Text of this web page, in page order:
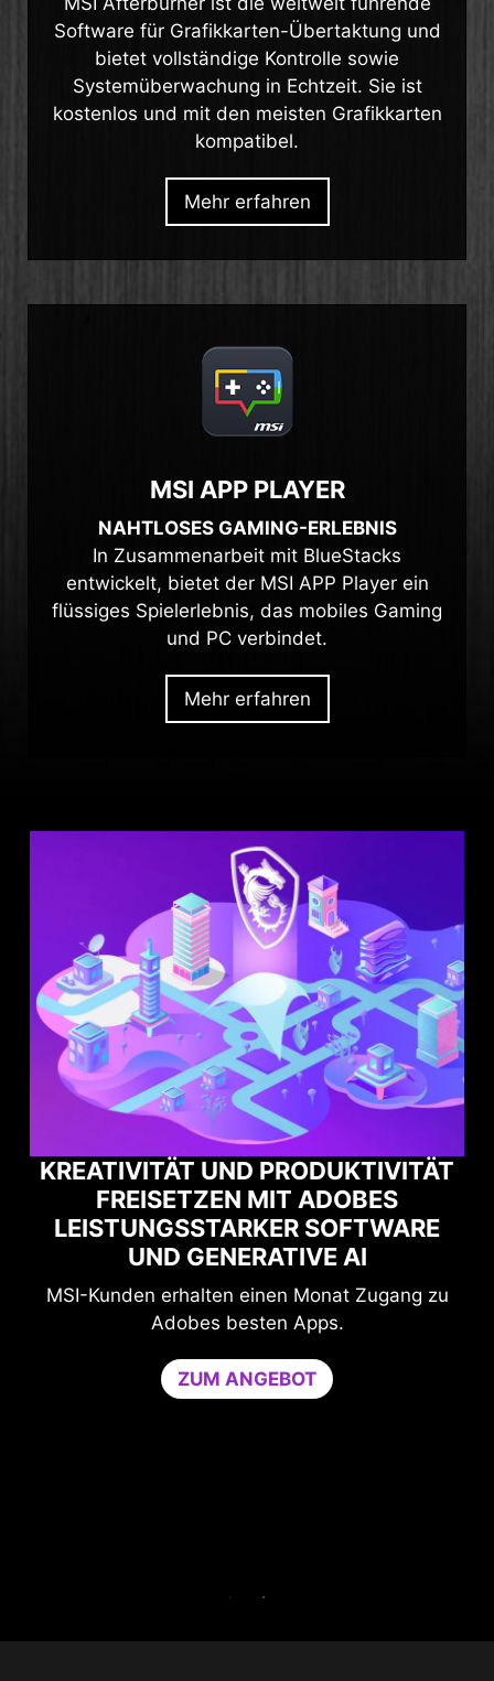
Software für Grafikkarten-Übertaktung und
bietet vollständige Kontrolle sowie
Systemüberwachung in Echtzeit. Sie ist
kostenlos und mit den meisten Grafikkarten
kompatibel.
Mehr erfahren
MSI APP PLAYER
NAHTLOSES GAMING-ERLEBNIS
In Zusammenarbeit mit BlueStacks
entwickelt, bietet der MSI APP Player ein
flüssiges Spielerlebnis, das mobiles Gaming
und PC verbindet.
Mehr erfahren
UND PRODUKTIVITÄT
MIT ADOBES
SOFTWARE
GENERATIVE AI
erhalten einen Monat Zugang zu
Adobes besten Apps.
ZUM ANGEBOT
MAXIMALE
MIT
Schutz und
Der Game